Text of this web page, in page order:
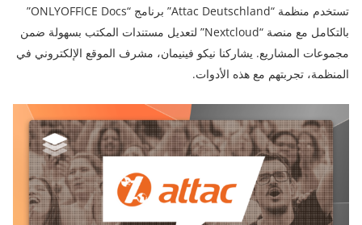
تستخدم منظمة “Attac Deutschland” برنامج “ONLYOFFICE Docs”
بالتكامل مع منصة “Nextcloud” لتعديل مستندات المكتب بسهولة ضمن
مجموعات المشاريع. يشاركنا نيكو فينيمان، مشرف الموقع الإلكتروني في
المنظمة، تجربتهم مع هذه الأدوات.